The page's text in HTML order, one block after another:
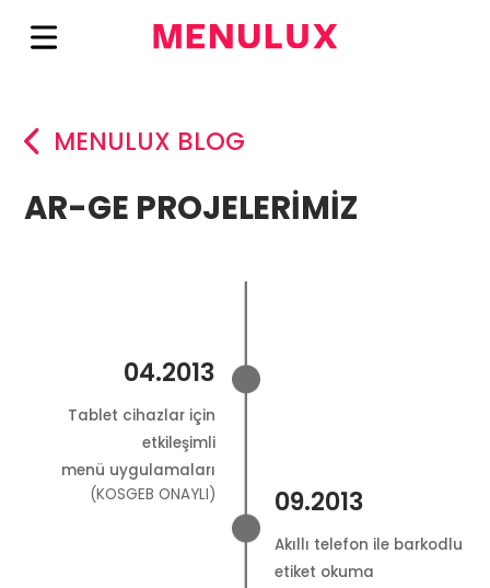
MENULUX BLOG
AR-GE PROJELERİMİZ
04.2013
Tablet cihazlar için
etkileşimli
menü uygulamaları
(KOSGEB ONAYLI)
09.2013
Akıllı telefon ile barkodlu
etiket okuma